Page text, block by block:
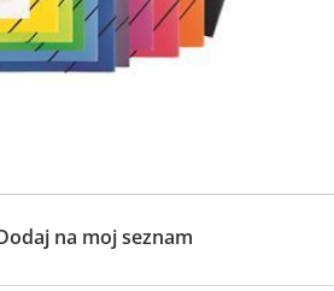
na moj seznam